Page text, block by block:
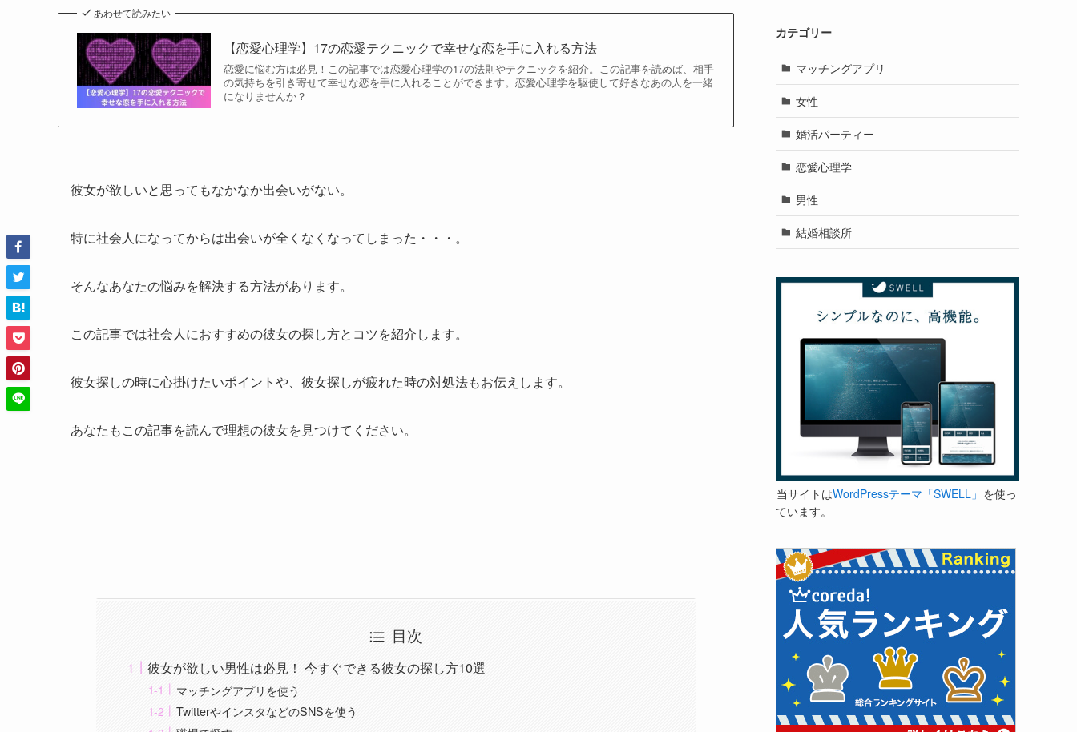
あわせて読みたい
【恋愛心理学】17の恋愛テクニックで幸せな恋を手に入れる方法
恋愛に悩む方は必見！この記事では恋愛心理学の17の法則やテクニックを紹介。この記事を読めば、相手
の気持ちを引き寄せて幸せな恋を手に入れることができます。恋愛心理学を駆使して好きなあの人を一緒
になりませんか？
彼女が欲しいと思ってもなかなか出会いがない。
特に社会人になってからは出会いが全くなくなってしまった・・・。
そんなあなたの悩みを解決する方法があります。
この記事では社会人におすすめの彼女の探し方とコツを紹介します。
彼女探しの時に心掛けたいポイントや、彼女探しが疲れた時の対処法もお伝えします。
あなたもこの記事を読んで理想の彼女を見つけてください。
目次
彼女が欲しい男性は必見！ 今すぐできる彼女の探し方10選
マッチングアプリを使う
TwitterやインスタなどのSNSを使う
カテゴリー
マッチングアプリ
女性
婚活パーティー
恋愛心理学
男性
結婚相談所
当サイトはWordPressテーマ「SWELL」 を使っ
ています。